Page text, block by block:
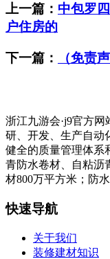
上一篇： 中包罗
户住房的
下一篇： （免责
浙江九游会·j9官方
研、开发、生产自动
健全的质量管理体系
青防水卷材、自粘沥
材800万平方米；防
快速导航
关于我们
装修建材知识